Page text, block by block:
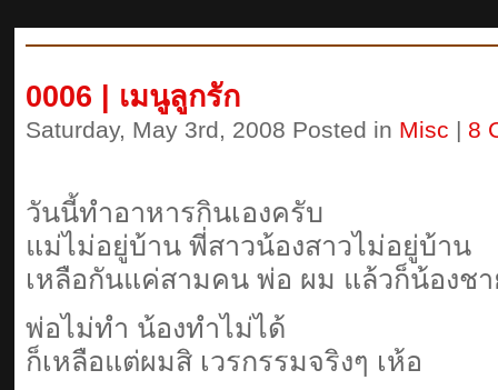
0006 | เมนูลูกรัก
Saturday, May 3rd, 2008 Posted in Misc | 8
วันนี้ทำอาหารกินเองครับ
แม่ไม่อยู่บ้าน พี่สาวน้องสาวไม่อยู่บ้าน
เหลือกันแค่สามคน พ่อ ผม แล้วก็น้องช
พ่อไม่ทำ น้องทำไม่ได้
ก็เหลือแต่ผมสิ เวรกรรมจริงๆ เห้อ